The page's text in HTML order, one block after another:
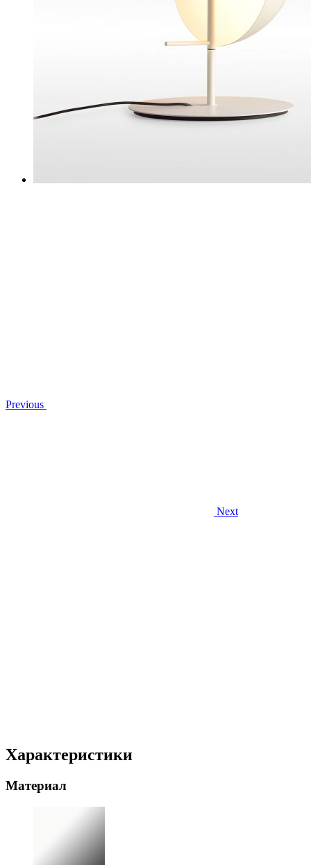
Previous
Next
Характеристики
Материал